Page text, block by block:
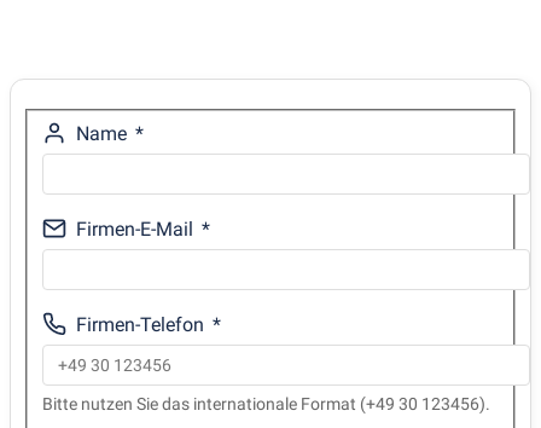
Name
Firmen-E-Mail
Firmen-Telefon
Bitte nutzen Sie das internationale Format (+49 30 123456).